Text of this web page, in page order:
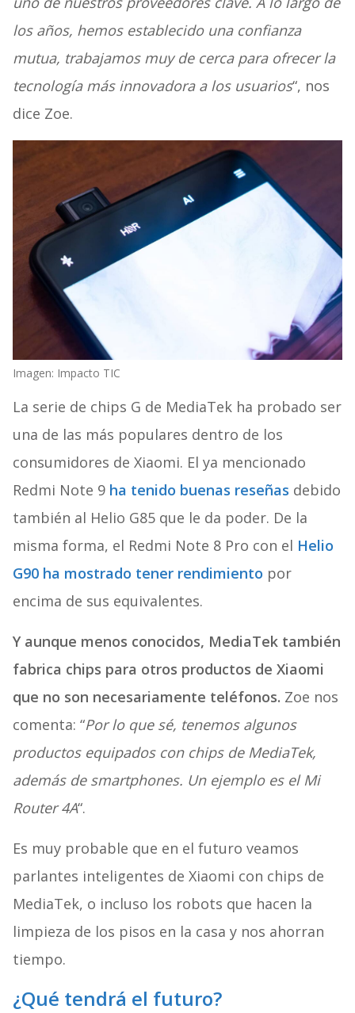
los años, hemos establecido una confianza
mutua, trabajamos muy de cerca para ofrecer la
tecnología más innovadora a los usuarios“, nos
dice Zoe.
Imagen: Impacto TIC
La serie de chips G de MediaTek ha probado ser
una de las más populares dentro de los
consumidores de Xiaomi. El ya mencionado
Redmi Note 9 ha tenido buenas reseñas debido
también al Helio G85 que le da poder. De la
misma forma, el Redmi Note 8 Pro con el Helio
G90 ha mostrado tener rendimiento por
encima de sus equivalentes.
Y aunque menos conocidos, MediaTek también
fabrica chips para otros productos de Xiaomi
que no son necesariamente teléfonos. Zoe nos
comenta: “Por lo que sé, tenemos algunos
productos equipados con chips de MediaTek,
además de smartphones. Un ejemplo es el Mi
Router 4A“.
Es muy probable que en el futuro veamos
parlantes inteligentes de Xiaomi con chips de
MediaTek, o incluso los robots que hacen la
limpieza de los pisos en la casa y nos ahorran
tiempo.
¿Qué tendrá el futuro?